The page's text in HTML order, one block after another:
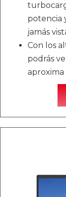
potencia
jamás
Con los
podrás